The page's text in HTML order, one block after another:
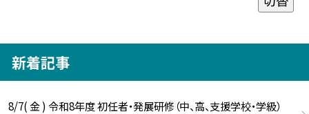
新着記事
8/7( 金 ) 令和8年度 初任者・発展研修（中、高、支援学校・学級）